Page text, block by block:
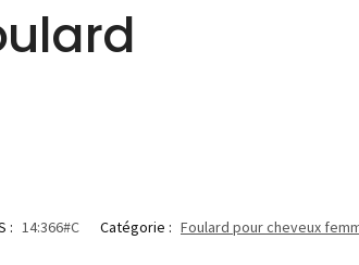
: 14:366#C Catégorie : Foulard pour cheveux